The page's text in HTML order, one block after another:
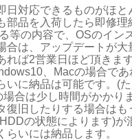
日対応できるものがほと
部品を入荷したら即修理
等の内容で、OSのイン
合は、アップデートが大
れば2営業日ほど頂きま
、Macの場合で
いに納品は可能です。(
場合は少し時間がかかり
復旧したりする場合はも
の状態によります)が
らいには納品します。